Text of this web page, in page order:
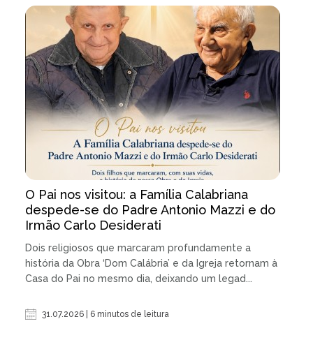
O Pai nos visitou: a Família Calabriana
despede-se do Padre Antonio Mazzi e do
Irmão Carlo Desiderati
Dois religiosos que marcaram profundamente a
história da Obra ‘Dom Calábria’ e da Igreja retornam à
Casa do Pai no mesmo dia, deixando um legad...
31.07.2026 | 6 minutos de leitura